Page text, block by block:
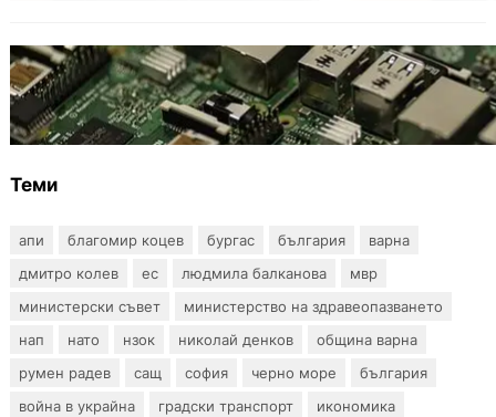
ИКОНОМИКА
Кои българи се осигуряват на новия таван
от 2300 евро
Теми
апи благомир коцев бургас българия
варна
дмитро колев
ес людмила балканова
мвр
министерски съвет
министерство на здравеопазването
нап
нато нзок николай денков
община варна
румен радев
сащ софия черно море
българия
война в украйна
градски транспорт
икономика